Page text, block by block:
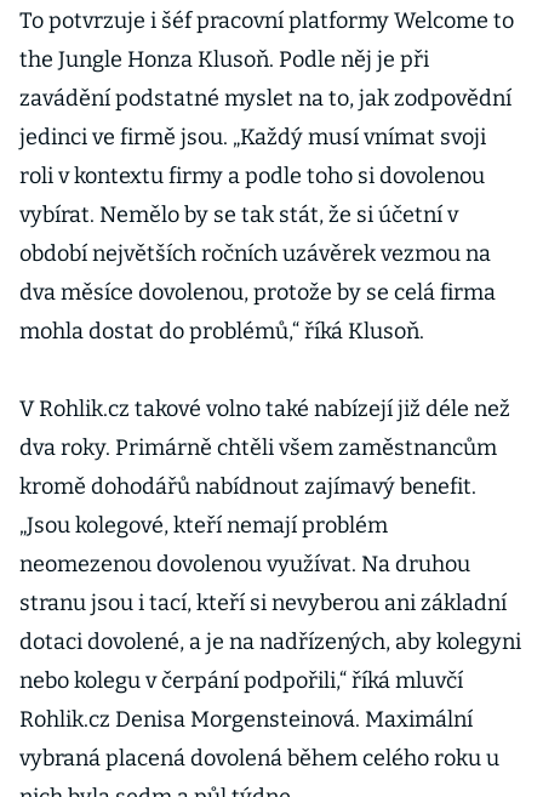
zlepšovat se
dostává každý
zaměstnanec
To potvrzuje i šéf pracovní platformy Welcome to
the Jungle Honza Klusoň. Podle něj je při
zavádění podstatné myslet na to, jak zodpovědní
jedinci ve firmě jsou. „Každý musí vnímat svoji
roli v kontextu firmy a podle toho si dovolenou
vybírat. Nemělo by se tak stát, že si účetní v
období největších ročních uzávěrek vezmou na
dva měsíce dovolenou, protože by se celá firma
mohla dostat do problémů,“ říká Klusoň.
V Rohlik.cz takové volno také nabízejí již déle než
dva roky. Primárně chtěli všem zaměstnancům
kromě dohodářů nabídnout zajímavý benefit.
„Jsou kolegové, kteří nemají problém
neomezenou dovolenou využívat. Na druhou
stranu jsou i tací, kteří si nevyberou ani základní
dotaci dovolené, a je na nadřízených, aby kolegyni
nebo kolegu v čerpání podpořili,“ říká mluvčí
Rohlik.cz Denisa Morgensteinová. Maximální
vybraná placená dovolená během celého roku u